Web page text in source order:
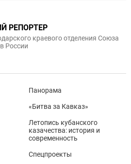
РЕПОРТЕР
краевого отделения Союза
России
Панорама
«Битва за Кавказ»
Летопись кубанского
казачества: история и
современность
Спецпроекты